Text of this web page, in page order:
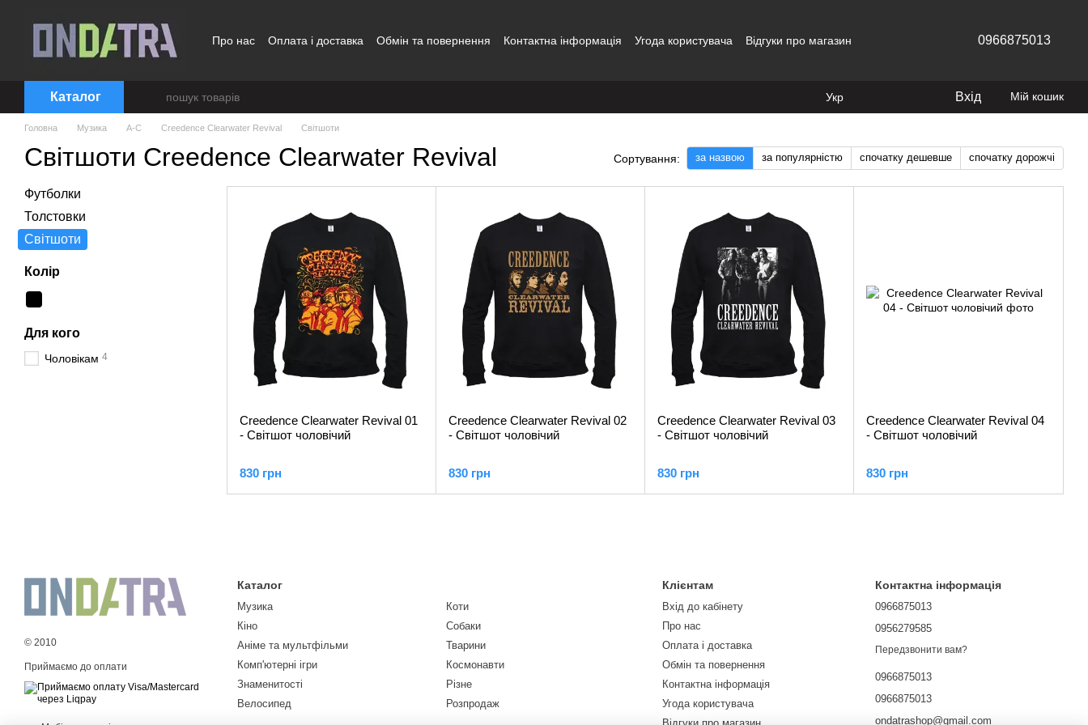
Про нас Оплата і доставка Обмін та повернення Контактна інформація Угода користувача
Відгуки про магазин
0966875013
Каталог Укр Вхід Мій кошик
Головна Музика A-C Creedence Clearwater Revival Світшоти
Світшоти Creedence Clearwater Revival Сортування: за назвою за популярністю спочатку дешевше спочатку дорожчі
Creedence Clearwater Revival 01
- Світшот чоловічий
830 грн
Creedence Clearwater Revival 02
- Світшот чоловічий
830 грн
Creedence Clearwater Revival 03
- Світшот чоловічий
830 грн
Creedence Clearwater Revival 04
- Світшот чоловічий
830 грн
Футболки
Толстовки
Світшоти
Колір
Для кого
Чоловікам 4
© 2010
Приймаємо до оплати
Каталог
Музика
Кіно
Аніме та мультфільми
Комп'ютерні ігри
Знаменитості
Велосипед
Коти
Собаки
Тварини
Космонавти
Різне
Розпродаж
Клієнтам
Вхід до кабінету
Про нас
Оплата і доставка
Обмін та повернення
Контактна інформація
Угода користувача
Контактна інформація
0966875013
0956279585
Передзвонити вам?
0966875013
0966875013
ondatrashop@gmail.com